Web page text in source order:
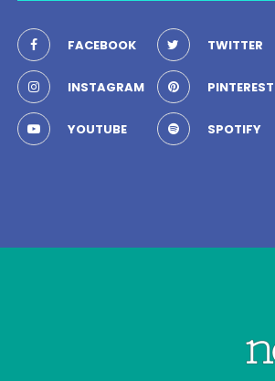
FACEBOOK TWITTER
INSTAGRAM PINTEREST
YOUTUBE SPOTIFY